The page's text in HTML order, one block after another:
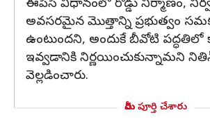
ఈపీసీ విధానంలో రోడ్డు నిర్మాణం,
అవసరమైన మొత్తాన్ని ప్రభుత్వం
ఉంటుందని, అందుకే బీవోటి పద్ధతిలో
ఇవ్వడానికి నిర్ణయించుకున్నామని
వెల్లడించారు.
మీరు పూర్తి చేశారు